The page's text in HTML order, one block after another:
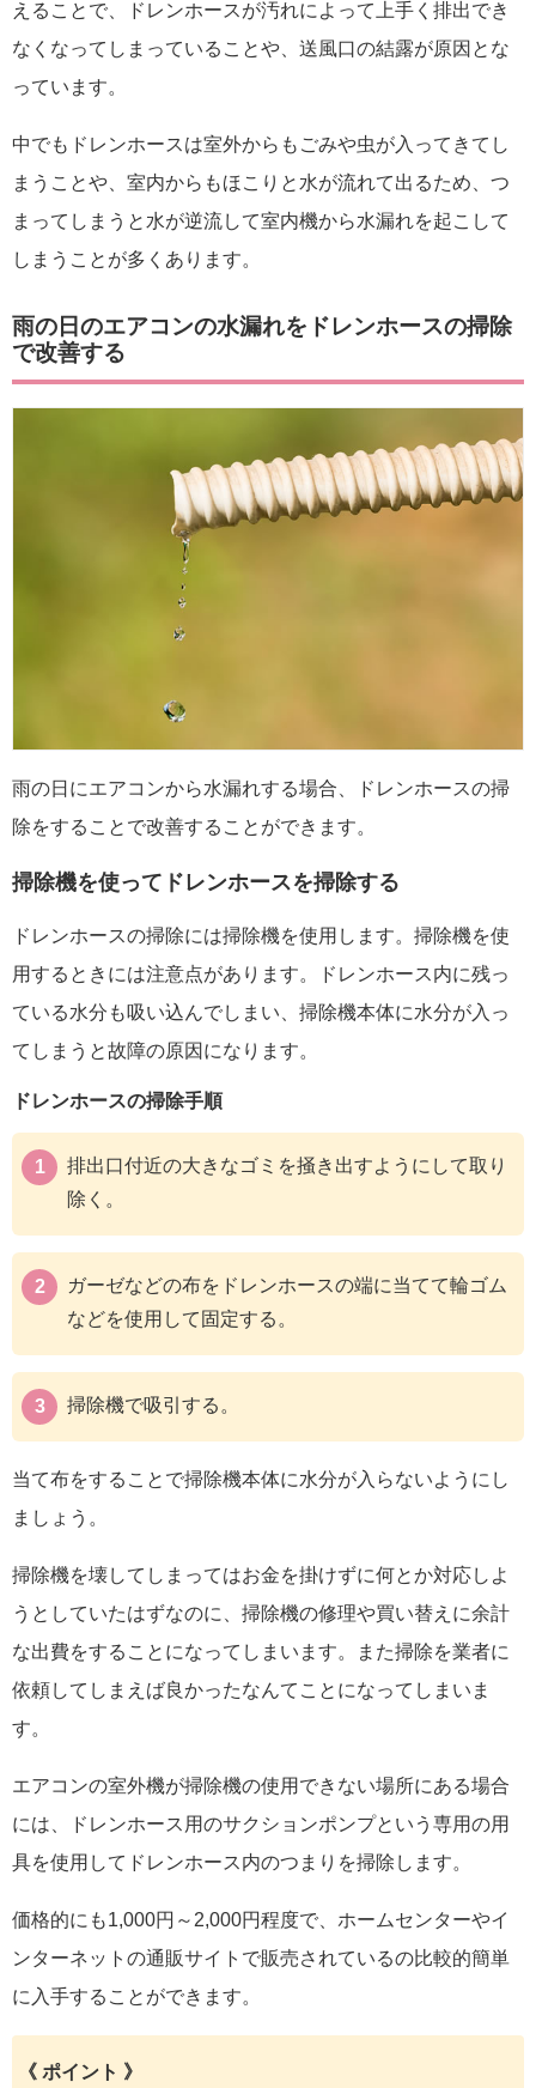
えることで、ドレンホースが汚れによって上手く排出でき
なくなってしまっていることや、送風口の結露が原因とな
っています。
中でもドレンホースは室外からもごみや虫が入ってきてし
まうことや、室内からもほこりと水が流れて出るため、つ
まってしまうと水が逆流して室内機から水漏れを起こして
しまうことが多くあります。
雨の日のエアコンの水漏れをドレンホースの掃除
で改善する
雨の日にエアコンから水漏れする場合、ドレンホースの掃
除をすることで改善することができます。
掃除機を使ってドレンホースを掃除する
ドレンホースの掃除には掃除機を使用します。掃除機を使
用するときには注意点があります。ドレンホース内に残っ
ている水分も吸い込んでしまい、掃除機本体に水分が入っ
てしまうと故障の原因になります。
ドレンホースの掃除手順
排出口付近の大きなゴミを掻き出すようにして取り
除く。
ガーゼなどの布をドレンホースの端に当てて輪ゴム
などを使用して固定する。
掃除機で吸引する。
当て布をすることで掃除機本体に水分が入らないようにし
ましょう。
掃除機を壊してしまってはお金を掛けずに何とか対応しよ
うとしていたはずなのに、掃除機の修理や買い替えに余計
な出費をすることになってしまいます。また掃除を業者に
依頼してしまえば良かったなんてことになってしまいま
す。
エアコンの室外機が掃除機の使用できない場所にある場合
には、ドレンホース用のサクションポンプという専用の用
具を使用してドレンホース内のつまりを掃除します。
価格的にも1,000円～2,000円程度で、ホームセンターやイ
ンターネットの通販サイトで販売されているの比較的簡単
に入手することができます。
《 ポイント 》